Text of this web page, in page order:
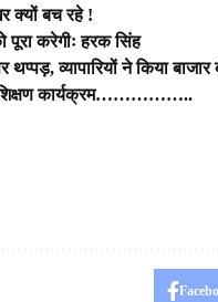
क्यों बच रहे !
पूरा करेगीः हरक सिंह
थप्पड़, व्यापारियों ने किया बाजार
कार्यक्रम……………..